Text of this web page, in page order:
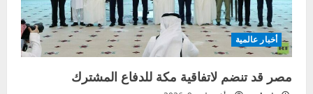
أخبار عالمية
مصر قد تنضم لاتفاقية مكة للدفاع المشترك